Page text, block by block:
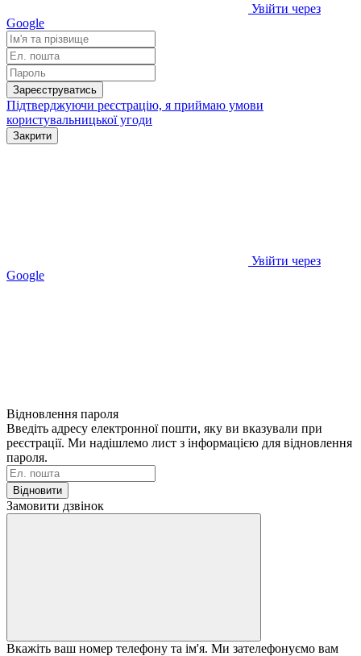
Увійти через
Google
Зареєструватись
Підтверджуючи реєстрацію, я приймаю умови
користувальницької угоди
Закрити
Увійти через
Google
Відновлення пароля
Введіть адресу електронної пошти, яку ви вказували при
реєстрації. Ми надішлемо лист з інформацією для відновлення
пароля.
Відновити
Замовити дзвінок
Вкажіть ваш номер телефону та ім'я. Ми зателефонуємо вам